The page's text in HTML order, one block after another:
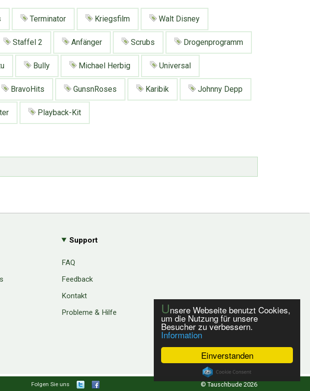
Einverstanden
Unsere Webseite benutzt Cookies,
um die Nutzung für unsere
Besucher zu verbessern.
Information
Terminator Kriegsfilm Walt Disney
Staffel 2 Anfänger Scrubs Drogenprogramm
Bully Michael Herbig Universal
BravoHits GunsnRoses Karibik Johnny Depp
Playback-Kit
Support
FAQ
Feedback
Kontakt
Probleme & Hilfe
© Tauschbude 2026
Folgen Sie uns